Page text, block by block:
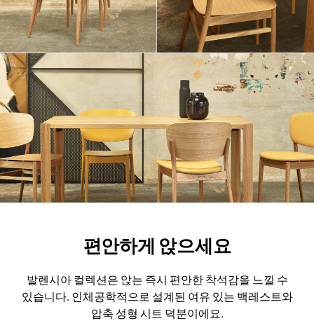
편안하게 앉으세요
발렌시아 컬렉션은 앉는 즉시 편안한 착석감을 느낄 수
있습니다. 인체공학적으로 설계된 여유 있는 백레스트와
압축 성형 시트 덕분이에요.